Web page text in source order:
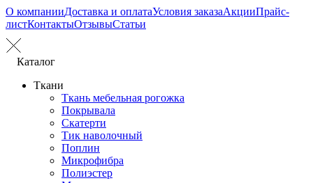
О компанииДоставка и оплатаУсловия заказаАкцииПрайс-
листКонтактыОтзывыСтатьи
Каталог
Ткани
Ткань мебельная рогожка
Покрывала
Скатерти
Тик наволочный
Поплин
Микрофибра
Полиэстер